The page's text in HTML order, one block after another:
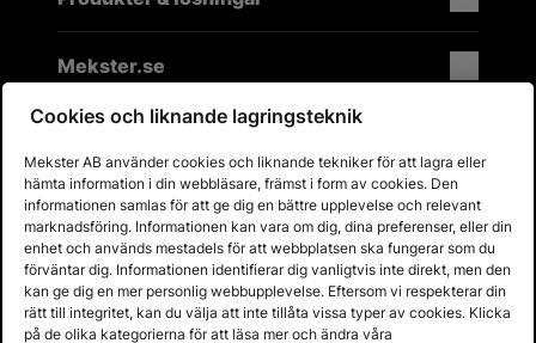
Mekster.se
Prisgaranti på reservdelar
Lager i Sverige
60 dagars öppet köp
Fria returer
Cookies och liknande lagringsteknik
Mekster AB använder cookies och liknande tekniker för att lagra eller
hämta information i din webbläsare, främst i form av cookies. Den
informationen samlas för att ge dig en bättre upplevelse och relevant
marknadsföring. Informationen kan vara om dig, dina preferenser, eller din
enhet och används mestadels för att webbplatsen ska fungerar som du
förväntar dig. Informationen identifierar dig vanligtvis inte direkt, men den
kan ge dig en mer personlig webbupplevelse. Eftersom vi respekterar din
rätt till integritet, kan du välja att inte tillåta vissa typer av cookies. Klicka
på de olika kategorierna för att läsa mer och ändra våra